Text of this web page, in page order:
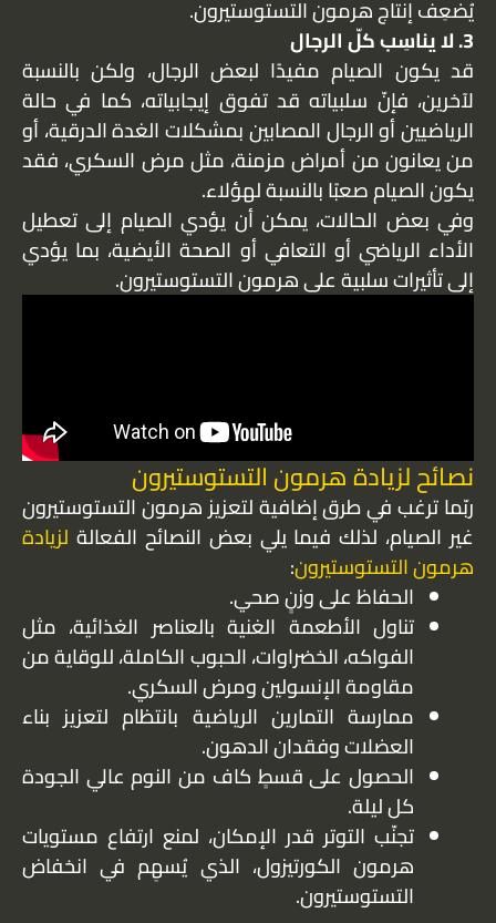
يُضعِف إنتاج هرمون التستوستيرون.
3. لا يناسِب كلّ الرجال
قد يكون الصيام مفيدًا لبعض الرجال، ولكن بالنسبة
لآخرين، فإنّ سلبياته قد تفوق إيجابياته، كما في حالة
الرياضيين أو الرجال المصابين بمشكلات الغدة الدرقية، أو
من يعانون من أمراض مزمنة، مثل مرض السكري، فقد
يكون الصيام صعبًا بالنسبة لهؤلاء.
وفي بعض الحالات، يمكن أن يؤدي الصيام إلى تعطيل
الأداء الرياضي أو التعافي أو الصحة الأيضية، بما يؤدي
إلى تأثيرات سلبية على هرمون التستوستيرون.
نصائح لزيادة هرمون التستوستيرون
ربّما ترغب في طرق إضافية لتعزيز هرمون التستوستيرون
غير الصيام، لذلك فيما يلي بعض النصائح الفعالة لزيادة
هرمون التستوستيرون:
الحفاظ على وزنٍ صحي.
تناول الأطعمة الغنية بالعناصر الغذائية، مثل
الفواكه، الخضراوات، الحبوب الكاملة، للوقاية من
مقاومة الإنسولين ومرض السكري.
ممارسة التمارين الرياضية بانتظام لتعزيز بناء
العضلات وفقدان الدهون.
الحصول على قسطٍ كاف من النوم عالي الجودة
كل ليلة.
تجنّب التوتر قدر الإمكان، لمنع ارتفاع مستويات
هرمون الكورتيزول، الذي يُسهِم في انخفاض
التستوستيرون.